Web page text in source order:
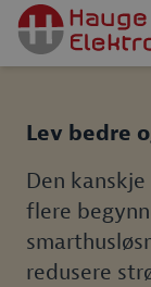
Lev bedre
Den
flere
redusere